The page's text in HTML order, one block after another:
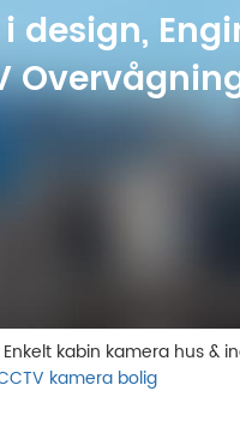
design,
Enkelt kabin kamera hus &
kamera bolig